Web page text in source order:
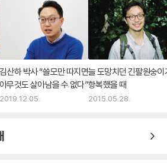
과학자로서 저자가 인도네시아 열대 우림에서
관찰하고 기록한 연구 결과물인 동시에, 다른
연에서 태어났지만 이제는 인공적인 세계에
생명체인 인간이라는 존재로서의 사색을 담은
들면서도 도심 곳곳에서 녹색 빛으로 안구를
날라치면 산과 들을 찾아 야생의 기운을 충전
김산하 박사 “쓸모만 따지면
아무것도 살아남을 수 없다”
2019.12.05.
늘 도망치던 긴팔원숭이
항복했을 때
2015.05.28.